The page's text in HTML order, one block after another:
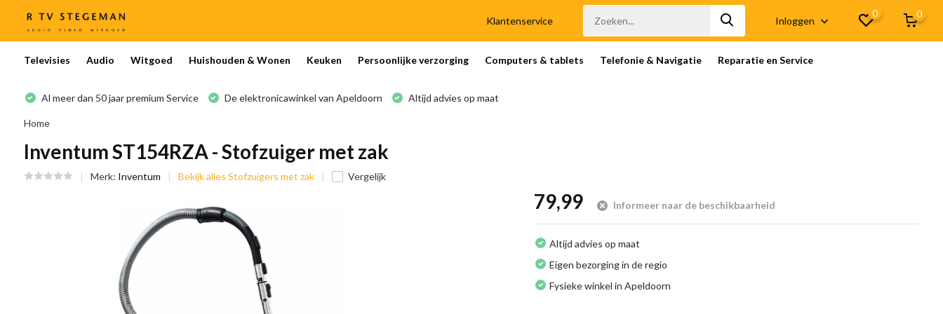
Klantenservice Inloggen
0 0
Televisies Audio Witgoed Huishouden & Wonen Keuken Persoonlijke verzorging Computers & tablets Telefonie & Navigatie Reparatie en Service
Al meer dan 50 jaar premium Service De elektronicawinkel van Apeldoorn Altijd advies op maat
Home
Inventum ST154RZA - Stofzuiger met zak
Merk: Inventum Bekijk alles Stofzuigers met zak Vergelijk
79,99 Informeer naar de beschikbaarheid
Altijd advies op maat
Eigen bezorging in de regio
Fysieke winkel in Apeldoorn